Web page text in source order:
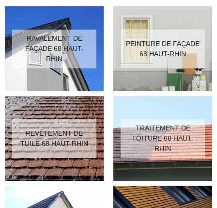
RAVALEMENT DE
FAÇADE 68 HAUT-
RHIN
PEINTURE DE FAÇADE
68 HAUT-RHIN
REVÊTEMENT DE
TUILE 68 HAUT-RHIN
TRAITEMENT DE
TOITURE 68 HAUT-
RHIN